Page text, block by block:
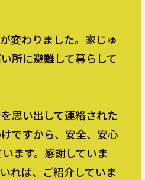
変わりました。家じゅ
所に避難して暮らして
思い出して連絡された
ですから、安全、安心
ます。感謝していま
れば、ご紹介していま